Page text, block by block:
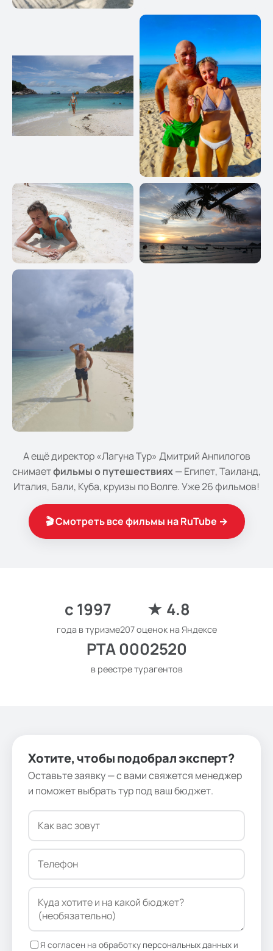
А ещё директор «Лагуна Тур» Дмитрий Анпилогов
снимаетфильмы о путешествиях— Египет, Таиланд,
Италия, Бали, Куба, круизы по Волге. Уже 26 фильмов!
🎬 Смотреть все фильмы на RuTube →
с 1997
года в туризме
★ 4.8
207 оценок на Яндексе
РТА 0002520
в реестре турагентов
Хотите, чтобы подобрал эксперт?
Оставьте заявку — с вами свяжется менеджер
и поможет выбрать тур под ваш бюджет.
Я согласен на обработку персональных данных и